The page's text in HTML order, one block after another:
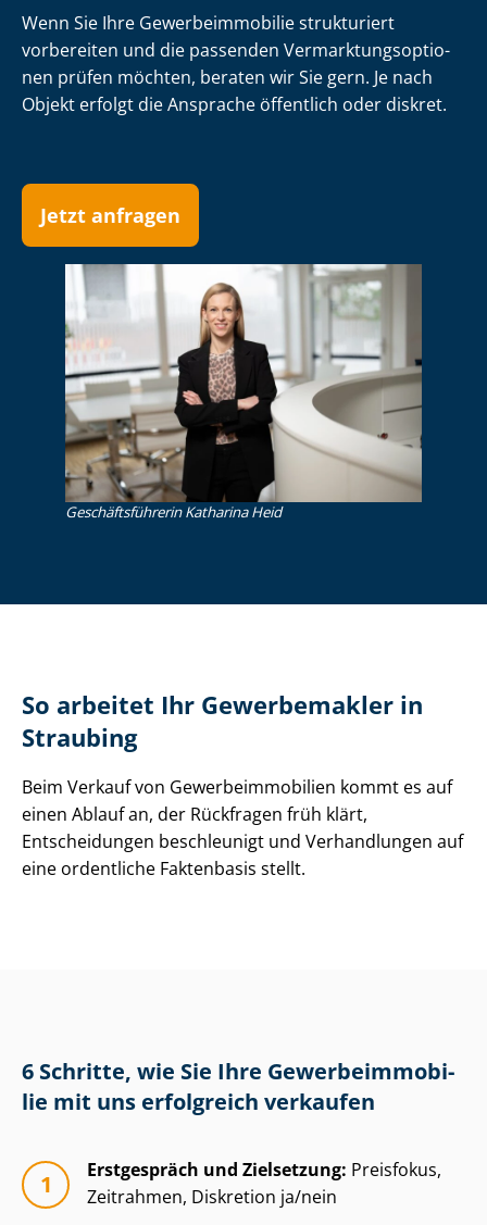
Wenn Sie Ihre Ge­wer­be­im­mo­bi­lie strukturiert
vorbereiten und die passenden Ver­mark­tungs­op­tio­
nen prüfen möchten, beraten wir Sie gern. Je nach
Objekt erfolgt die Ansprache öffentlich oder diskret.
Jetzt anfragen
Ge­schäfts­füh­re­rin Katharina Heid
So arbeitet Ihr Gewerbemakler in
Straubing
Beim Verkauf von Ge­wer­be­im­mo­bi­li­en kommt es auf
einen Ablauf an, der Rückfragen früh klärt,
Entscheidungen beschleunigt und Verhandlungen auf
eine ordentliche Faktenbasis stellt.
6 Schritte, wie Sie Ihre Ge­wer­be­im­mo­bi­
lie mit uns erfolgreich verkaufen
Erstgespräch und Zielsetzung: Preisfokus,
Zeitrahmen, Diskretion ja/nein